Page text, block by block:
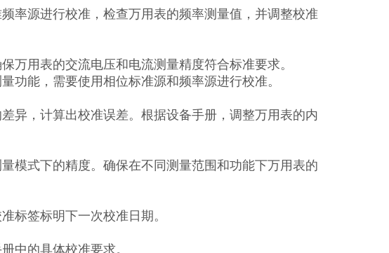
率源进行校准，检查万用表的频率测量值，并调整校准
万用表的交流电压和电流测量精度符合标准要求。
功能，需要使用相位标准源和频率源进行校准。
异，计算出校准误差。根据设备手册，调整万用表的内
模式下的精度。确保在不同测量范围和功能下万用表的
标签标明下一次校准日期。
中的具体校准要求。